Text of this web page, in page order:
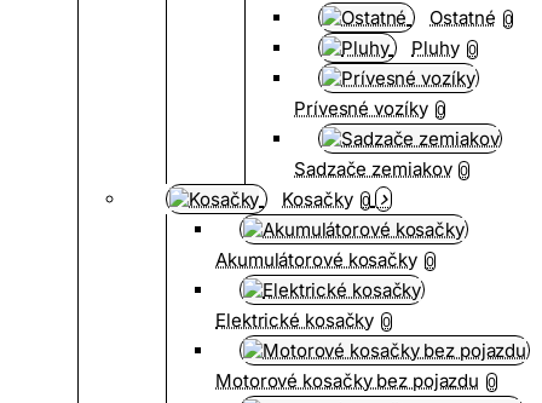
Ostatné 0
Pluhy 0
Prívesné vozíky 0
Sadzače zemiakov 0
Kosačky 0
Akumulátorové kosačky 0
Elektrické kosačky 0
Motorové kosačky bez pojazdu 0